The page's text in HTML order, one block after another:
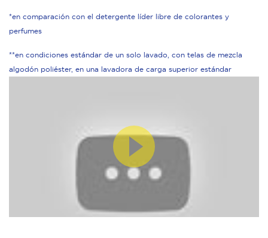
*en comparación con el detergente líder libre de colorantes y
perfumes
**en condiciones estándar de un solo lavado, con telas de mezcla
algodón poliéster, en una lavadora de carga superior estándar